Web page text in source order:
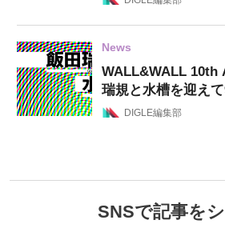
News
WALL&WALL 10th
瑞規と水槽を迎え
DIGLE編集部
SNSで記事を